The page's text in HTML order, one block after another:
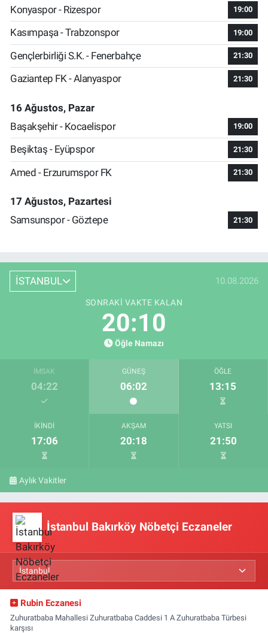
Konyaspor - Rizespor
19:00
Kasımpaşa - Trabzonspor 19:00
Gençlerbirliği S.K. - Fenerbahçe 21:30
Gaziantep FK - Alanyaspor 21:30
16 Ağustos, Pazar
Başakşehir - Kocaelispor
19:00
Beşiktaş - Eyüpspor 21:30
Amed - Erzurumspor FK 21:30
17 Ağustos, Pazartesi
Samsunspor - Göztepe
21:30
İSTANBUL 10.08.2026
SONRAKI VAKTE KALAN
20:10
Öğle Namazı
İMSAK
04:22
GÜNEŞ
06:02
ÖĞLE
13:15
İKINDI
17:06
AKŞAM
20:18
YATSI
21:50
Aylık Vakitler
İstanbul Bakırköy Nöbetçi Eczaneler
Rubin Eczanesi
Zuhuratbaba Mahallesi Zuhuratbaba Caddesi 1 A Zuhuratbaba Türbesi
karşısı